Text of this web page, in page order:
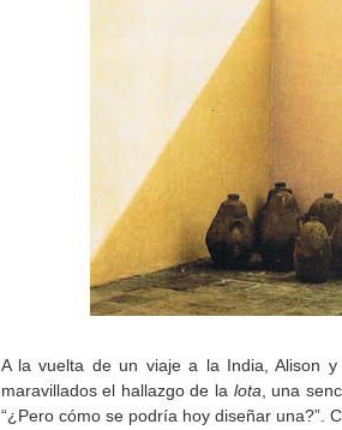
A la vuelta de un viaje a la India, Alison y
maravillados el hallazgo de la lota, una
“¿Pero cómo se podría hoy diseñar una?”.